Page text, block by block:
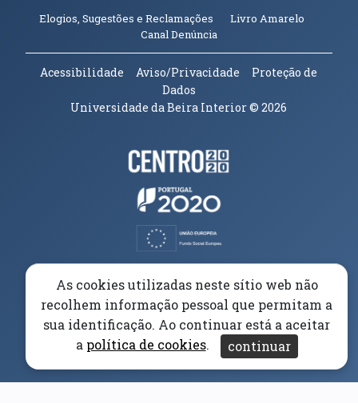
Elogios, Sugestões e Reclamações Livro Amarelo
Canal Denúncia(abre em nova janela)
Acessibilidade Aviso/Privacidade
Proteção de
Dados
Universidade da Beira Interior© 2026
Parceiros e Financiadores
(abre em nova janela)
(abre em nova janela)
As cookies utilizadas neste sítio web não
recolhem informação pessoal que permitam a
sua identificação. Ao continuar está a aceitar
a política de cookies. continuar